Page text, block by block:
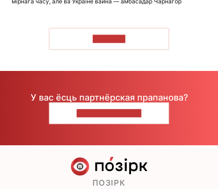
У вас ёсць партнёрская прапанова?
ПОЗІРК